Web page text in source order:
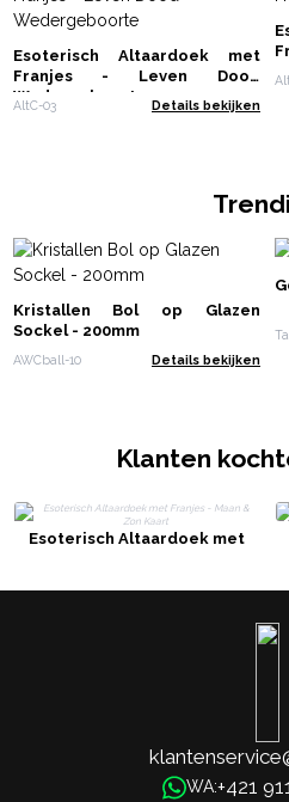
Esoterisch Altaardoek met
Franjes - Leven Dood
Wedergeboorte
AltC-03 Details bekijken
Kristallen Bol op Glazen
Sockel - 200mm
AWCball-10 Details bekijken
Klanten
Esoterisch Altaardoek met
WA:+421